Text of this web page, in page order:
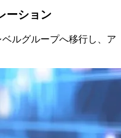
ーション
ルグループへ移行し、ア